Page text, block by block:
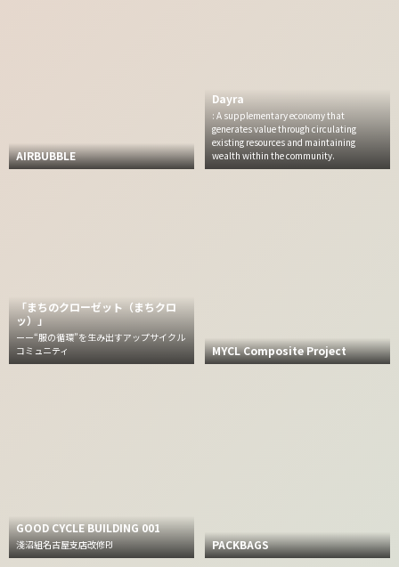
AIRBUBBLE
Dayra
: A supplementary economy that
generates value through circulating
existing resources and maintaining
wealth within the community.
「まちのクローゼット（まちクロ
ッ）」
ーー“服の循環”を生み出すアップサイクル
コミュニティ
MYCL Composite Project
GOOD CYCLE BUILDING 001
淺沼組名古屋支店改修PJ PACKBAGS